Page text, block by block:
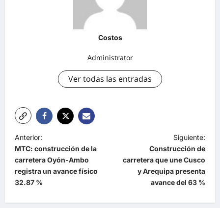
Costos
Administrator
Ver todas las entradas
Anterior:
MTC: construcción de la
carretera Oyón-Ambo
registra un avance físico
32.87 %
Siguiente:
Construcción de
carretera que une Cusco
y Arequipa presenta
avance del 63 %